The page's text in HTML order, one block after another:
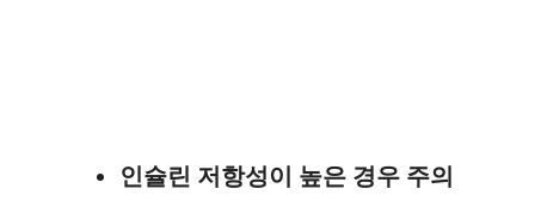
인슐린 저항성이 높은 경우 주의